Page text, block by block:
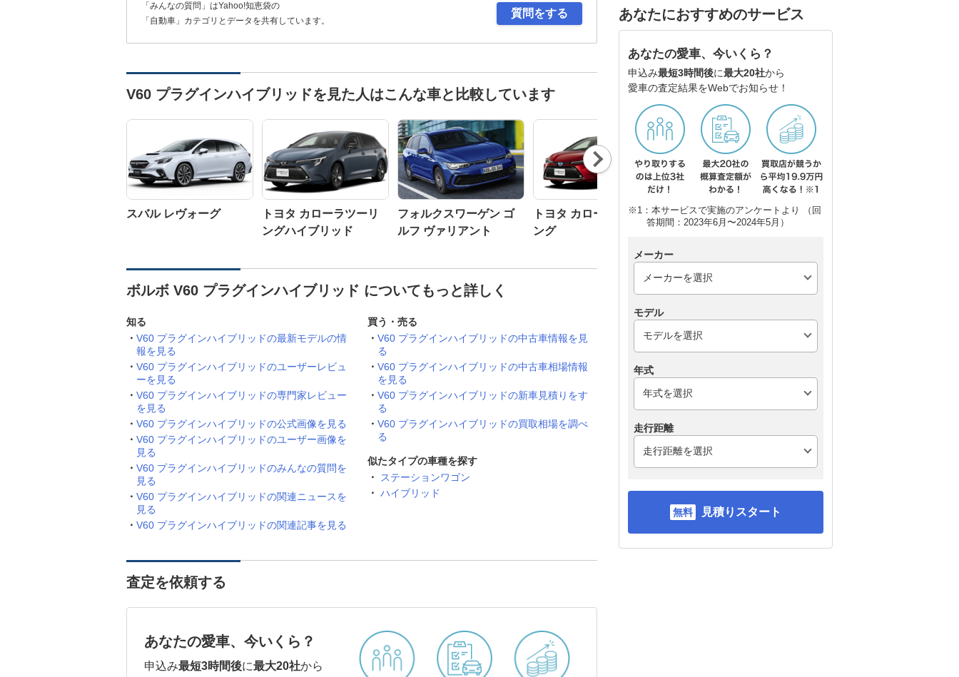
「みんなの質問」はYahoo!知恵袋の
「自動車」カテゴリとデータを共有しています。
質問をする
V60 プラグインハイブリッドを見た人はこんな車と比較しています
スバル レヴォーグ
トヨタ カローラツーリ
ングハイブリッド
フォルクスワーゲン ゴ
ルフ ヴァリアント
トヨタ カローラツーリ
ング
メルセデス・ベンツ Cク
ラス ステーションワゴ
BMW 3シリーズ ツーリ
Nex
t
ボルボ V60 プラグインハイブリッド についてもっと詳しく
知る
V60 プラグインハイブリッドの最新モデルの情
報を見る
V60 プラグインハイブリッドのユーザーレビュ
ーを見る
V60 プラグインハイブリッドの専門家レビュー
を見る
V60 プラグインハイブリッドの公式画像を見る
V60 プラグインハイブリッドのユーザー画像を
見る
V60 プラグインハイブリッドのみんなの質問を
見る
V60 プラグインハイブリッドの関連ニュースを
見る
V60 プラグインハイブリッドの関連記事を見る
買う・売る
V60 プラグインハイブリッドの中古車情報を見
る
V60 プラグインハイブリッドの中古車相場情報
を見る
V60 プラグインハイブリッドの新車見積りをす
る
V60 プラグインハイブリッドの買取相場を調べ
る
似たタイプの車種を探す
ステーションワゴン
ハイブリッド
査定を依頼する
あなたの愛車、今いくら？
申込み最短3時間後に最大20社から
あなたにおすすめのサービス
あなたの愛車、今いくら？
申込み最短3時間後に最大20社から
愛車の査定結果をWebでお知らせ！
※1：本サービスで実施のアンケートより （回
答期間：2023年6月〜2024年5月）
メーカー
モデル
年式
走行距離
見積りスタート